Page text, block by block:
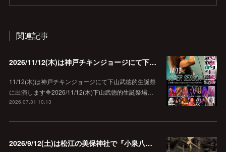
関連記事
2026/11/12(木)は神戸チキンジョージにて下山武徳的生誕祭に出演します♪
11/12(木)は神戸チキンジョージにて下山武徳的生誕祭
に出演します🔷2026/11/12(木)下山武徳的生誕祭場…
2026.07.31 10:13
2026/9/12(土)は松江の美保神社で『小泉八雲朗読のしらべ』